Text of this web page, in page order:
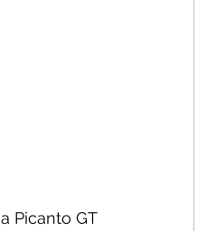
Picanto GT